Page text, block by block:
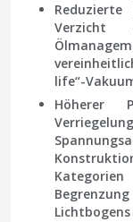
Verzicht
life“-
Höherer